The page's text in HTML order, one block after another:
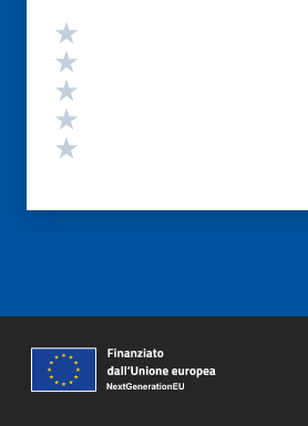
Valutazione